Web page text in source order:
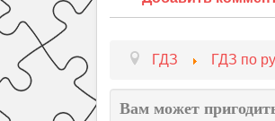
ГДЗ ГДЗ по
Вам может